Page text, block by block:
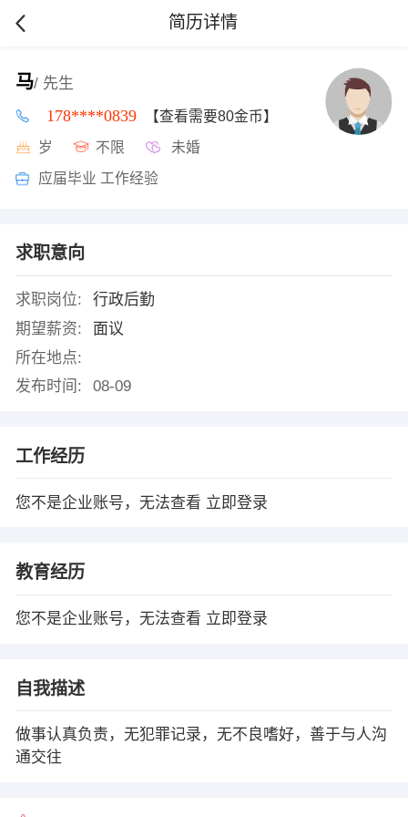
简历详情
马/ 先生
178****0839 【查看需要80金币】
岁 不限 未婚
应届毕业 工作经验
求职意向
求职岗位:
行政后勤
期望薪资:
面议
所在地点:
发布时间:
08-09
工作经历
您不是企业账号，无法查看 立即登录
教育经历
您不是企业账号，无法查看 立即登录
自我描述
做事认真负责，无犯罪记录，无不良嗜好，善于与人沟
通交往